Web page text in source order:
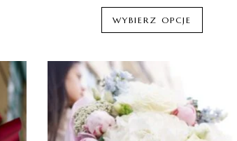
WYBIERZ OPCJE